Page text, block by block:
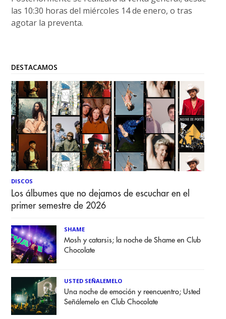
las 10:30 horas del miércoles 14 de enero, o tras
agotar la preventa.
DESTACAMOS
DISCOS
Los álbumes que no dejamos de escuchar en el
primer semestre de 2026
SHAME
Mosh y catarsis; la noche de Shame en Club
Chocolate
USTED SEÑALEMELO
Una noche de emoción y reencuentro; Usted
Señálemelo en Club Chocolate